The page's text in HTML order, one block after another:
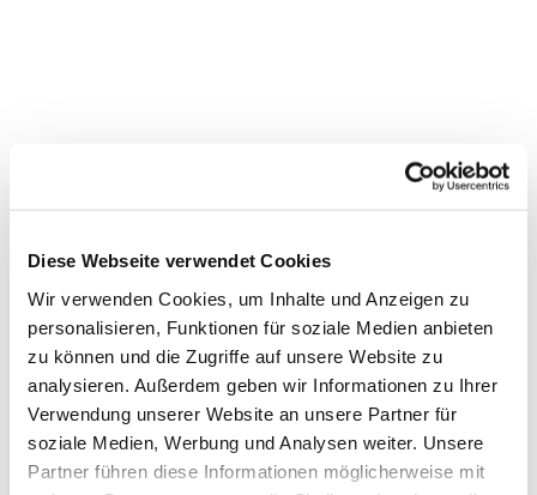
Diese Webseite verwendet Cookies
Wir verwenden Cookies, um Inhalte und Anzeigen zu
personalisieren, Funktionen für soziale Medien anbieten
zu können und die Zugriffe auf unsere Website zu
analysieren. Außerdem geben wir Informationen zu Ihrer
Verwendung unserer Website an unsere Partner für
soziale Medien, Werbung und Analysen weiter. Unsere
Partner führen diese Informationen möglicherweise mit